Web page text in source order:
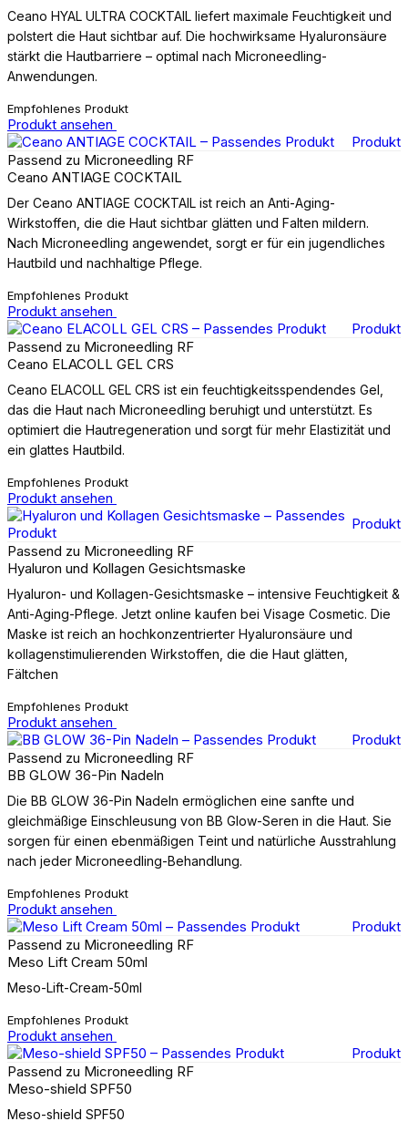
Ceano HYAL ULTRA COCKTAIL liefert maximale Feuchtigkeit und
polstert die Haut sichtbar auf. Die hochwirksame Hyaluronsäure
stärkt die Hautbarriere – optimal nach Microneedling-
Anwendungen.
Empfohlenes Produkt
Produkt ansehen
Produkt
Passend zu Microneedling RF
Ceano ANTIAGE COCKTAIL
Der Ceano ANTIAGE COCKTAIL ist reich an Anti-Aging-
Wirkstoffen, die die Haut sichtbar glätten und Falten mildern.
Nach Microneedling angewendet, sorgt er für ein jugendliches
Hautbild und nachhaltige Pflege.
Empfohlenes Produkt
Produkt ansehen
Produkt
Passend zu Microneedling RF
Ceano ELACOLL GEL CRS
Ceano ELACOLL GEL CRS ist ein feuchtigkeitsspendendes Gel,
das die Haut nach Microneedling beruhigt und unterstützt. Es
optimiert die Hautregeneration und sorgt für mehr Elastizität und
ein glattes Hautbild.
Empfohlenes Produkt
Produkt ansehen
Produkt
Passend zu Microneedling RF
Hyaluron und Kollagen Gesichtsmaske
Hyaluron- und Kollagen-Gesichtsmaske – intensive Feuchtigkeit &
Anti-Aging-Pflege. Jetzt online kaufen bei Visage Cosmetic. Die
Maske ist reich an hochkonzentrierter Hyaluronsäure und
kollagenstimulierenden Wirkstoffen, die die Haut glätten,
Fältchen
Empfohlenes Produkt
Produkt ansehen
Produkt
Passend zu Microneedling RF
BB GLOW 36-Pin Nadeln
Die BB GLOW 36-Pin Nadeln ermöglichen eine sanfte und
gleichmäßige Einschleusung von BB Glow-Seren in die Haut. Sie
sorgen für einen ebenmäßigen Teint und natürliche Ausstrahlung
nach jeder Microneedling-Behandlung.
Empfohlenes Produkt
Produkt ansehen
Produkt
Passend zu Microneedling RF
Meso Lift Cream 50ml
Meso-Lift-Cream-50ml
Empfohlenes Produkt
Produkt ansehen
Produkt
Passend zu Microneedling RF
Meso-shield SPF50
Meso-shield SPF50